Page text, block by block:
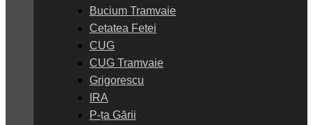
Bucium Tramvaie
Cetatea Fetei
CUG
CUG Tramvaie
Grigorescu
IRA
P-ța Gării